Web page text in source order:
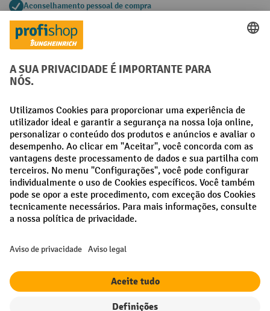
Aconselhamento pessoal de compra
Métodos de pagamento
Redes sociais
Facebook
LinkedIn
Instagram
Termos e condições gerais Aviso Legal
Todos os preços excl. IVA maiscustos de envio
¹ O desconto é válido enquanto durarem os stocks. O desconto não se